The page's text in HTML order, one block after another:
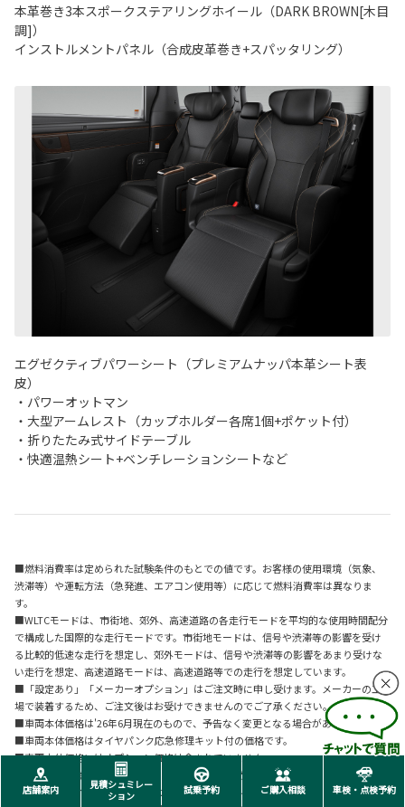
本革巻き3本スポークステアリングホイール（DARK BROWN[木目
調]）
インストルメントパネル（合成皮革巻き+スパッタリング）
エグゼクティブパワーシート（プレミアムナッパ本革シート表
皮）
・パワーオットマン
・大型アームレスト（カップホルダー各席1個+ポケット付）
・折りたたみ式サイドテーブル
・快適温熱シート+ベンチレーションシートなど
■燃料消費率は定められた試験条件のもとでの値です。お客様の使用環境（気象、
渋滞等）や運転方法（急発進、エアコン使用等）に応じて燃料消費率は異なりま
す。
■WLTCモードは、市街地、郊外、高速道路の各走行モードを平均的な使用時間配分
で構成した国際的な走行モードです。市街地モードは、信号や渋滞等の影響を受け
る比較的低速な走行を想定し、郊外モードは、信号や渋滞等の影響をあまり受けな
い走行を想定、高速道路モードは、高速道路等での走行を想定しています。
■「設定あり」「メーカーオプション」はご注文時に申し受けます。メーカーの工
場で装着するため、ご注文後はお受けできませんのでご了承ください。
■車両本体価格は'26年6月現在のもので、予告なく変更となる場合があります。
■車両本体価格はタイヤパンク応急修理キット付の価格です。
■車両本体価格にはオプション価格は含まれていません。
■保険料、税金（除く消費税）、登録料などの諸費用は別途申し受けます。
■自動車リサイクル法の施行により、リサイクル料金が別途必要となります。
店舗案内
見積シュミレー
ション
試乗予約 ご購入相談 車検・点検予約